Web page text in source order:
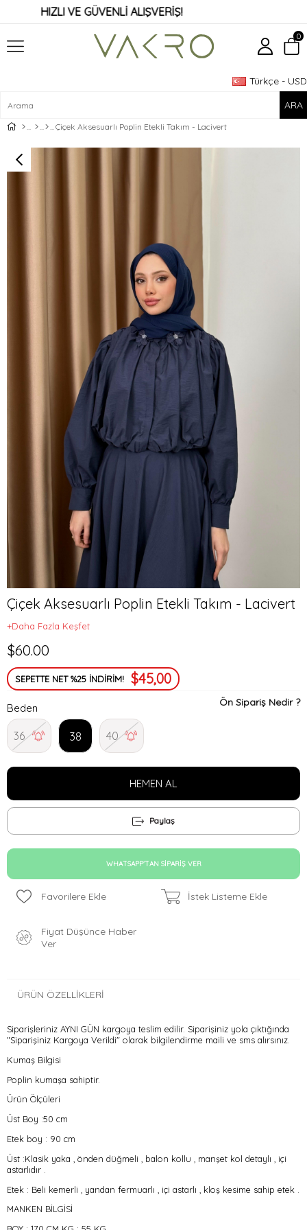
HIZLI VE GÜVENLİ ALIŞVERİŞ!
Türkçe - USD
0
Çiçek Aksesuarlı Poplin Etekli Takım - Lacivert
Çiçek Aksesuarlı Poplin Etekli Takım - Lacivert
+Daha Fazla Keşfet
$60.00
SEPETTE NET %25 İNDİRİM! $45,00
Ön Sipariş Nedir ?
Beden
36 38 40
Paylaş
WHATSAPP'TAN SIPARIŞ VER
Favorilere Ekle İstek Listeme Ekle
Fiyat Düşünce Haber
Ver
ÜRÜN ÖZELLIKLERI
Siparişleriniz AYNI GÜN kargoya teslim edilir. Siparişiniz yola çıktığında
"Siparişiniz Kargoya Verildi" olarak bilgilendirme maili ve sms alırsınız.
Kumaş Bilgisi
Poplin kumaşa sahiptir.
Ürün Ölçüleri
Üst Boy :50 cm
Etek boy : 90 cm
Üst :Klasik yaka , önden düğmeli , balon kollu , manşet kol detaylı , içi
astarlıdır .
Etek : Beli kemerli , yandan fermuarlı , içi astarlı , kloş kesime sahip etek .
MANKEN BİLGİSİ